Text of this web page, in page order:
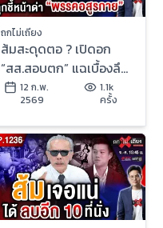
ถกไม่เถียง
ส้มสะดุดตอ ? เปิดอก
“สส.สอบตก” แฉเบื้องลึก
ศึกรวมแก๊ง ชนวน “แพ้ยับ
เยิน” !
12 ก.พ.
2569
1.1k
ครั้ง